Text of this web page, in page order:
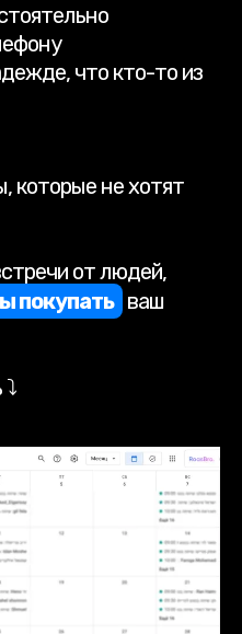
что кто-то из
которые не хотят
от людей,
покупать ваш
⤵